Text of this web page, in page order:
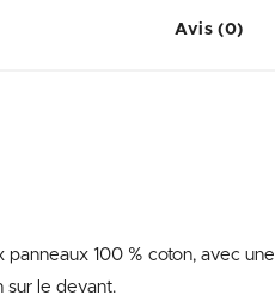
Avis (0)
100 % coton, avec une
sur le devant.